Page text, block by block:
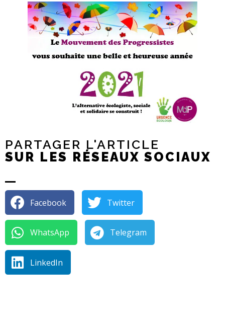
PARTAGER L'ARTICLE
SUR LES RÉSEAUX SOCIAUX
Facebook Twitter
WhatsApp Telegram
LinkedIn